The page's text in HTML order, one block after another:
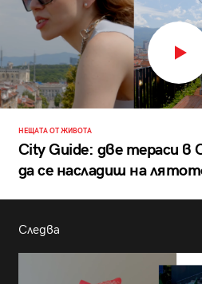
НЕЩАТА ОТ ЖИВОТА
City Guide: две тераси
да се насладиш на
Следва